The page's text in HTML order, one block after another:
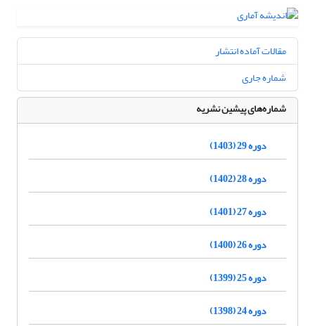
مقالات آماده انتشار
شماره جاری
شماره‌های پیشین نشریه
دوره 29 (1403)
دوره 28 (1402)
دوره 27 (1401)
دوره 26 (1400)
دوره 25 (1399)
دوره 24 (1398)